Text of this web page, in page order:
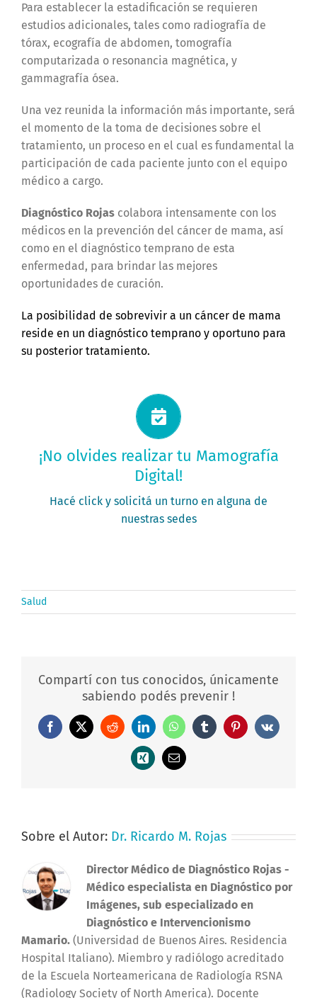
Para establecer la estadificación se requieren
estudios adicionales, tales como radiografía de
tórax, ecografía de abdomen, tomografía
computarizada o resonancia magnética, y
gammagrafía ósea.
Una vez reunida la información más importante, será
el momento de la toma de decisiones sobre el
tratamiento, un proceso en el cual es fundamental la
participación de cada paciente junto con el equipo
médico a cargo.
Diagnóstico Rojas colabora intensamente con los
médicos en la prevención del cáncer de mama, así
como en el diagnóstico temprano de esta
enfermedad, para brindar las mejores
oportunidades de curación.
La posibilidad de sobrevivir a un cáncer de mama
reside en un diagnóstico temprano y oportuno para
su posterior tratamiento.
¡No olvides realizar tu Mamografía
Digital!
Hacé click y solicitá un turno en alguna de
nuestras sedes
Solicitá tu turno ahora
PEDÍ TU TURNO
Salud
Compartí con tus conocidos, únicamente
sabiendo podés prevenir !
Facebook
X RedditLinkedInWhatsAppTumblrPinterestVk
Xing
Correo
electrónico
Sobre el Autor: Dr. Ricardo M. Rojas
Director Médico de Diagnóstico Rojas -
Médico especialista en Diagnóstico por
Imágenes, sub especializado en
Diagnóstico e Intervencionismo
Mamario. (Universidad de Buenos Aires. Residencia
Hospital Italiano). Miembro y radiólogo acreditado
de la Escuela Norteamericana de Radiología RSNA
(Radiology Society of North America). Docente